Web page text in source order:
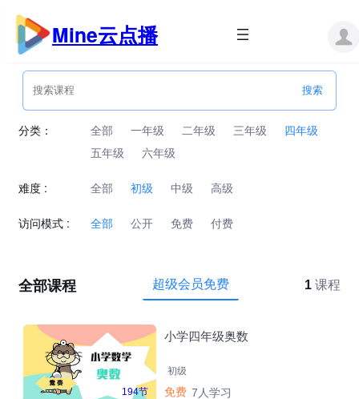
跳
内
Mine云点播
分类： 全部 一年级 二年级 三年级
四年级
五年级
六年级
难度 : 全部 初级 中级 高级
访问模式 : 全部 公开 免费 付费
全部课程 超级会员免费 1 课程
194节
小学四年级奥数
初级
免费 7人学习